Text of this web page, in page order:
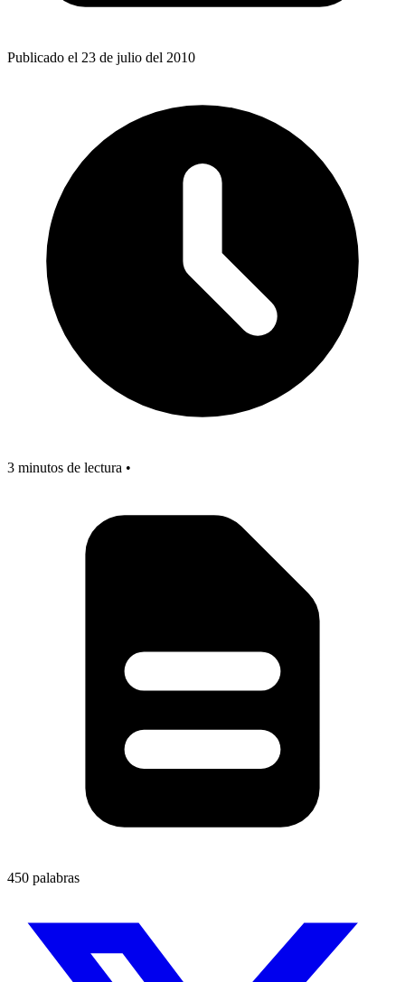
Publicado el 23 de julio del 2010
3 minutos de lectura •
450 palabras